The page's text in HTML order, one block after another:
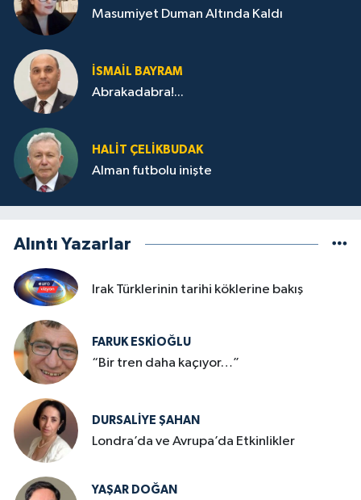
Masumiyet Duman Altında Kaldı
İSMAİL BAYRAM
Abrakadabra!...
HALIT ÇELİKBUDAK
Alman futbolu inişte
Alıntı Yazarlar
Irak Türklerinin tarihi köklerine bakış
FARUK ESKİOĞLU
“Bir tren daha kaçıyor…”
DURSALIYE ŞAHAN
Londra’da ve Avrupa’da Etkinlikler
YAŞAR DOĞAN